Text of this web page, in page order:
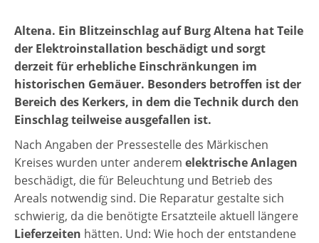
Altena. Ein Blitzeinschlag aufBurg Altena hat Teile
der Elektroinstallation beschädigt und sorgt
derzeit für erhebliche Einschränkungen im
historischen Gemäuer. Besonders betroffen ist der
Bereich des Kerkers, in dem die Technik durch den
Einschlag teilweise ausgefallen ist.
Nach Angaben der Pressestelle des Märkischen
Kreises wurden unter anderem elektrische Anlagen
beschädigt, die für Beleuchtung und Betrieb des
Areals notwendig sind. Die Reparatur gestalte sich
schwierig, da die benötigte Ersatzteile aktuell längere
Lieferzeiten hätten. Und: Wie hoch der entstandene